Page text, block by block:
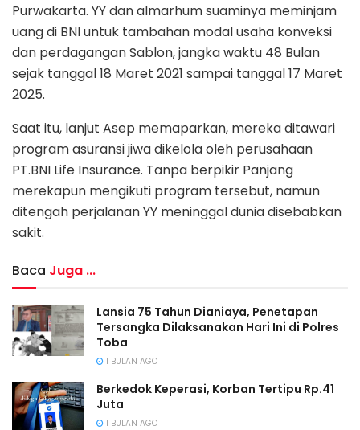
Purwakarta. YY dan almarhum suaminya meminjam
uang di BNI untuk tambahan modal usaha konveksi
dan perdagangan Sablon, jangka waktu 48 Bulan
sejak tanggal 18 Maret 2021 sampai tanggal 17 Maret
2025.
Saat itu, lanjut Asep memaparkan, mereka ditawari
program asuransi jiwa dikelola oleh perusahaan
PT.BNI Life Insurance. Tanpa berpikir Panjang
merekapun mengikuti program tersebut, namun
ditengah perjalanan YY meninggal dunia disebabkan
sakit.
Baca Juga ...
Lansia 75 Tahun Dianiaya, Penetapan
Tersangka Dilaksanakan Hari Ini di Polres
Toba
1 BULAN AGO
Berkedok Keperasi, Korban Tertipu Rp.41
Juta
1 BULAN AGO